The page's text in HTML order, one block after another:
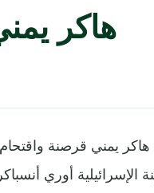
هاكر
يمني قرصنة